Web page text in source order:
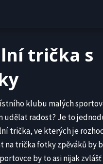
trička s
klubu malých
udělat radost? Je to
trička, ve kterých je
na trička fotky zpěváků by
by to asi nijak